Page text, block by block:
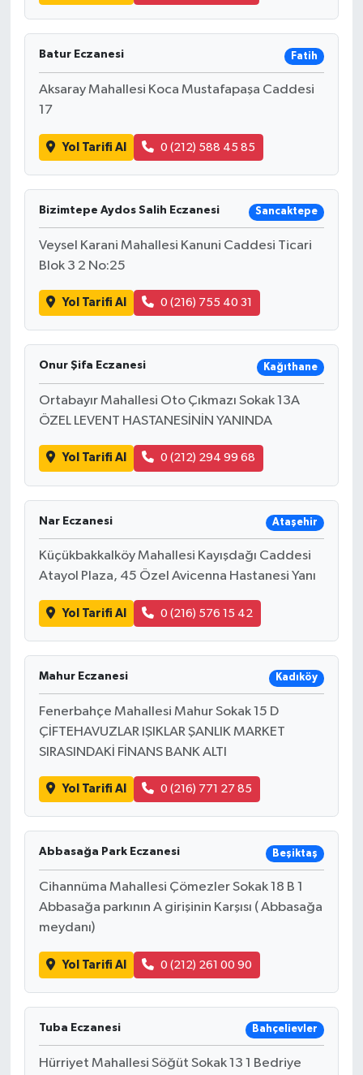
Batur Eczanesi Fatih
Aksaray Mahallesi Koca Mustafapaşa Caddesi
17
Yol Tarifi Al 0 (212) 588 45 85
Bizimtepe Aydos Salih Eczanesi Sancaktepe
Veysel Karani Mahallesi Kanuni Caddesi Ticari
Blok 3 2 No:25
Yol Tarifi Al 0 (216) 755 40 31
Onur Şifa Eczanesi Kağıthane
Ortabayır Mahallesi Oto Çıkmazı Sokak 13A
ÖZEL LEVENT HASTANESİNİN YANINDA
Yol Tarifi Al 0 (212) 294 99 68
Nar Eczanesi Ataşehir
Küçükbakkalköy Mahallesi Kayışdağı Caddesi
Atayol Plaza, 45 Özel Avicenna Hastanesi Yanı
Yol Tarifi Al 0 (216) 576 15 42
Mahur Eczanesi Kadıköy
Fenerbahçe Mahallesi Mahur Sokak 15 D
ÇİFTEHAVUZLAR IŞIKLAR ŞANLIK MARKET
SIRASINDAKİ FİNANS BANK ALTI
Yol Tarifi Al 0 (216) 771 27 85
Abbasağa Park Eczanesi Beşiktaş
Cihannüma Mahallesi Çömezler Sokak 18 B 1
Abbasağa parkının A girişinin Karşısı ( Abbasağa
meydanı)
Yol Tarifi Al 0 (212) 261 00 90
Tuba Eczanesi Bahçelievler
Hürriyet Mahallesi Söğüt Sokak 13 1 Bedriye